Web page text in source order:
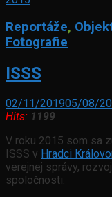
Reportáže,
Fotografie
ISSS
02/11/201905/08/
Hits: 1199
V roku 2015 som sa
ISSS v Hradci
verejnej správy,
spoločnosti.